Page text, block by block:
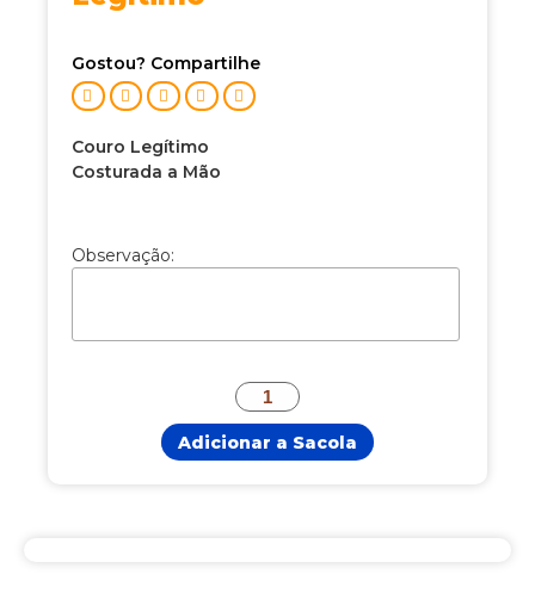
Gostou? Compartilhe
Couro Legítimo
Costurada a Mão
Observação:
Adicionar a Sacola